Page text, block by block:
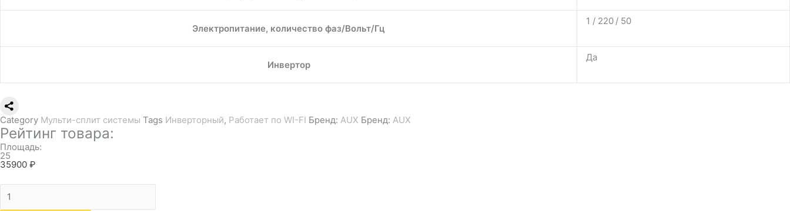
Электропитание, количество фаз/Вольт/Гц
1 / 220 / 50
Инвертор
Да
Category Мульти-сплит системы Tags Инверторный, Работает по WI-FI Бренд: AUX Бренд: AUX
Рейтинг товара:
Площадь:
25
35900 ₽